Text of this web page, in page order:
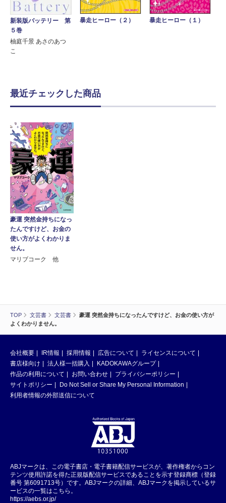
TOP 文芸書 文芸書
豪運 突然金持ちになったんですけど、お金の使い方が
よくわかりません。
新装版バッテリー 第
５巻
柚庭千景 あさのあつ
こ
暴走ヒーロー（２） 暴走ヒーロー（１）
最近チェックした商品
豪運 突然金持ちになっ
たんですけど、お金の
使い方がよくわかりま
せん。
マリブコーク 他
会社概要 IR情報 採用情報 広告について
ライセンスについて
書店様向け
法人様一括購入
KADOKAWAグループ
作品の利用について
お問い合わせ
プライバシーポリシー
サイトポリシー
Do Not Sell or Share My Personal Information
利用者情報の外部送信について
ABJマークは、この電子書店・電子書籍配信サービスが、著作権者からコン
テンツ使用許諾を得た正規版配信サービスであることを示す登録商標（登録
番号 第6091713号）です。ABJマークの詳細、ABJマークを掲示しているサ
ービスの一覧はこちら。
https://aebs.or.jp/